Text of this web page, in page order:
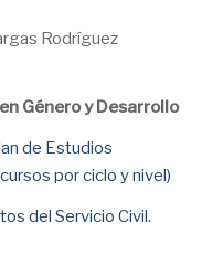
Rodríguez
Género y Desarrollo
de Estudios
por ciclo y nivel)
del Servicio Civil.